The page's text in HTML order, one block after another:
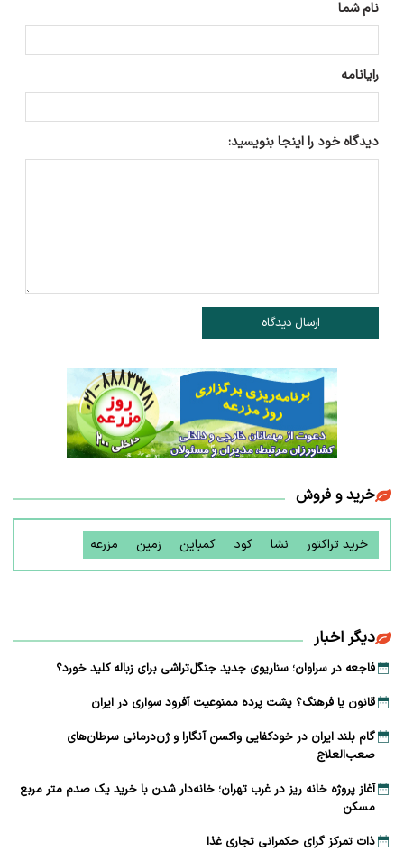
نام شما
رایانامه
دیدگاه خود را اینجا بنویسید:
ارسال دیدگاه
خرید و فروش
خرید تراکتور نشا کود کمباین زمین مزرعه
دیگر اخبار
فاجعه در سراوان؛ سناریوی جدید جنگل‌تراشی برای زباله کلید خورد؟
قانون یا فرهنگ؟ پشت پرده ممنوعیت آفرود سواری در ایران
گام بلند ایران در خودکفایی واکسن آنگارا و ژن‌درمانی سرطان‌های
صعب‌العلاج
آغاز پروژه خانه ریز در غرب تهران؛ خانه‌دار شدن با خرید یک صدم متر مربع
مسکن
ذات تمرکز گرای حکمرانی تجاری غذا